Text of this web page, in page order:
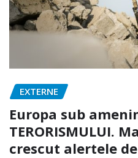
EXTERNE
Europa sub
TERORISMULUI.
crescut alertele de